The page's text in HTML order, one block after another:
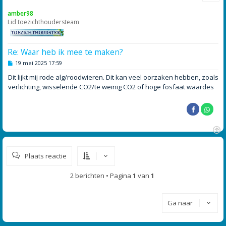
amber98
Lid toezichthoudersteam
Re: Waar heb ik mee te maken?
B
r
i
c
19 mei 2025 17:59
Dit lijkt mij rode alg/roodwieren. Dit kan veel oorzaken hebben, zoals
verlichting, wisselende CO2/te weinig CO2 of hoge fosfaat waardes
O
Plaats reactie
2 berichten • Pagina 1 van 1
Ga naar